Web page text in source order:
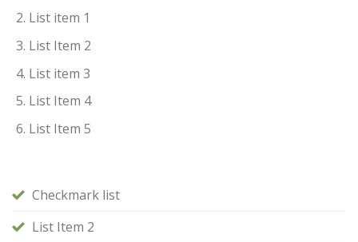
List item 1
List Item 2
List item 3
List Item 4
List Item 5
Checkmark list
List Item 2